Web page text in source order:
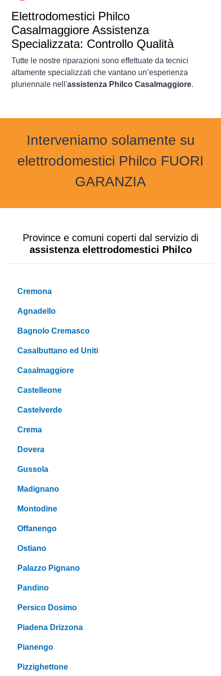
Elettrodomestici Philco
Casalmaggiore Assistenza
Specializzata: Controllo Qualità
Tutte le nostre riparazioni sono effettuate da tecnici
altamente specializzati che vantano un’esperienza
pluriennale nell'assistenza Philco Casalmaggiore.
Interveniamo solamente su
elettrodomestici Philco FUORI
GARANZIA
Province e comuni coperti dal servizio di
assistenza elettrodomestici Philco
Cremona
Agnadello
Bagnolo Cremasco
Casalbuttano ed Uniti
Casalmaggiore
Castelleone
Castelverde
Crema
Dovera
Gussola
Madignano
Montodine
Offanengo
Ostiano
Palazzo Pignano
Pandino
Persico Dosimo
Piadena Drizzona
Pianengo
Pizzighettone